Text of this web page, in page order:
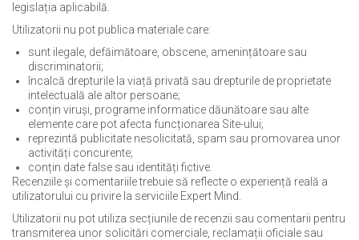
legislația aplicabilă.
Utilizatorii nu pot publica materiale care:
sunt ilegale, defăimătoare, obscene, amenințătoare sau
discriminatorii;
încalcă drepturile la viață privată sau drepturile de proprietate
intelectuală ale altor persoane;
conțin viruși, programe informatice dăunătoare sau alte
elemente care pot afecta funcționarea Site-ului;
reprezintă publicitate nesolicitată, spam sau promovarea unor
activități concurente;
conțin date false sau identități fictive.
Recenziile și comentariile trebuie să reflecte o experiență reală a
utilizatorului cu privire la serviciile Expert Mind.
Utilizatorii nu pot utiliza secțiunile de recenzii sau comentarii pentru
transmiterea unor solicitări comerciale, reclamații oficiale sau